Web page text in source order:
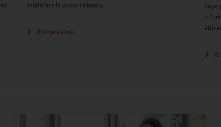
soddisfare la vostra richiesta.
Ottenere aiuto
dopo
o